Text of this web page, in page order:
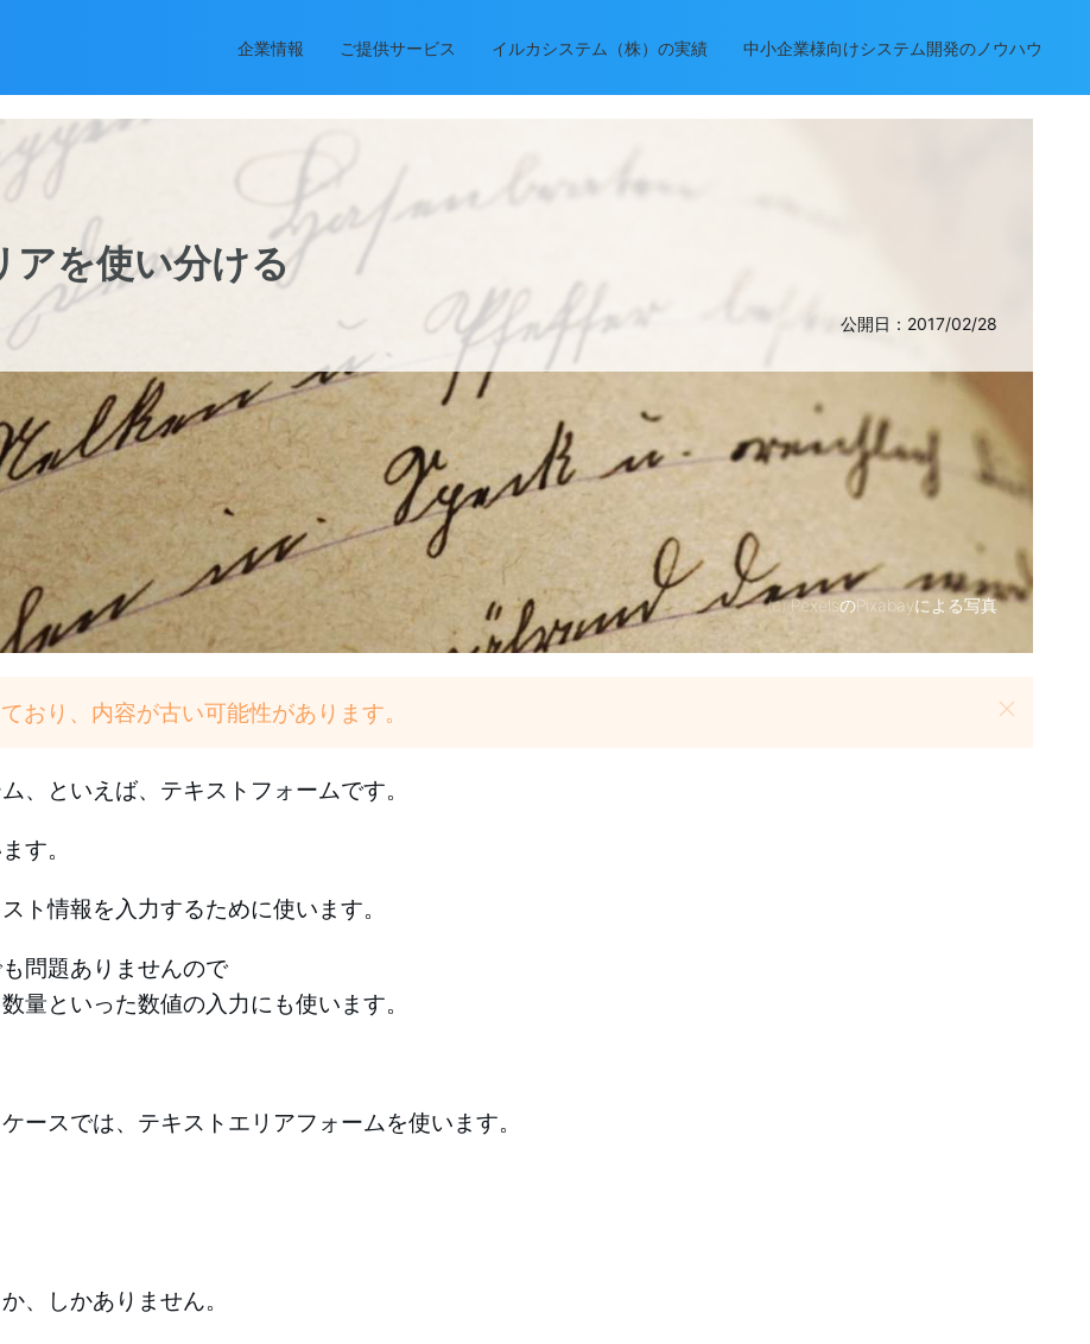
企業情報 ご提供サービス イルカシステム（株）の実績 中小企業様向けシステム開発のノウハウ
アを使い分ける
公開日：2017/02/28
(c)PexelsのPixabayによる写真
おり、内容が古い可能性があります。
、といえば、テキストフォームです。
す。
ト情報を入力するために使います。
問題ありませんので
量といった数値の入力にも使います。
ースでは、テキストエリアフォームを使います。
、しかありません。